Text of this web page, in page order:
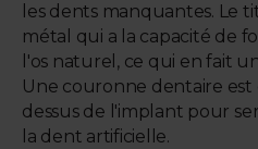
les dents manquantes. Le
métal qui a la capacité de
l'os naturel, ce qui en fait
Une couronne dentaire
dessus de l'implant pour
la dent artificielle.